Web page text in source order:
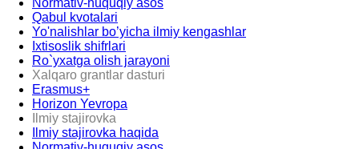
Normativ-huquqiy asos
Qabul kvotalari
Yo'nalishlar bo’yicha ilmiy kengashlar
Ixtisoslik shifrlari
Ro`yxatga olish jarayoni
Xalqaro grantlar dasturi
Erasmus+
Horizon Yevropa
Ilmiy stajirovka
Ilmiy stajirovka haqida